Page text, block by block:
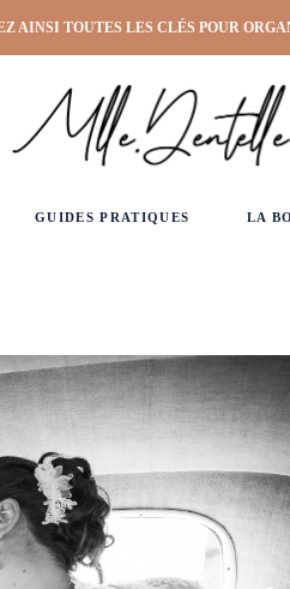
AINSI TOUTES LES CLÉS POUR
GUIDES PRATIQUES LA